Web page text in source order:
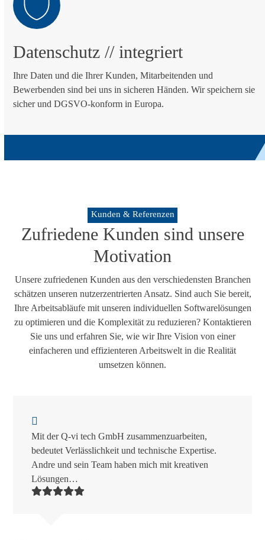
Datenschutz// integriert
Ihre Daten und die Ihrer Kunden, Mitarbeitenden und
Bewerbenden sind bei uns in sicheren Händen. Wir speichern sie
sicher und DGSVO-konform in Europa.
Zufriedene Kunden sind unsere
Motivation
Kunden & Referenzen
Unsere zufriedenen Kunden aus den verschiedensten Branchen
schätzen unseren nutzerzentrierten Ansatz. Sind auch Sie bereit,
Ihre Arbeitsabläufe mit unseren individuellen Softwarelösungen
zu optimieren und die Komplexität zu reduzieren? Kontaktieren
Sie uns und erfahren Sie, wie wir Ihre Vision von einer
einfacheren und effizienteren Arbeitswelt in die Realität
umsetzen können.
Mit der Q-vi tech GmbH zusammenzuarbeiten,
bedeutet Verlässlichkeit und technische Expertise.
Andre und sein Team haben mich mit kreativen
Lösungen…